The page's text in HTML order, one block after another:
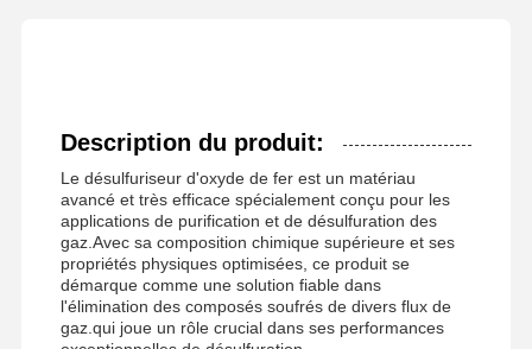
Description du produit:
Le désulfuriseur d'oxyde de fer est un matériau
avancé et très efficace spécialement conçu pour les
applications de purification et de désulfuration des
gaz.Avec sa composition chimique supérieure et ses
propriétés physiques optimisées, ce produit se
démarque comme une solution fiable dans
l'élimination des composés soufrés de divers flux de
gaz.qui joue un rôle crucial dans ses performances